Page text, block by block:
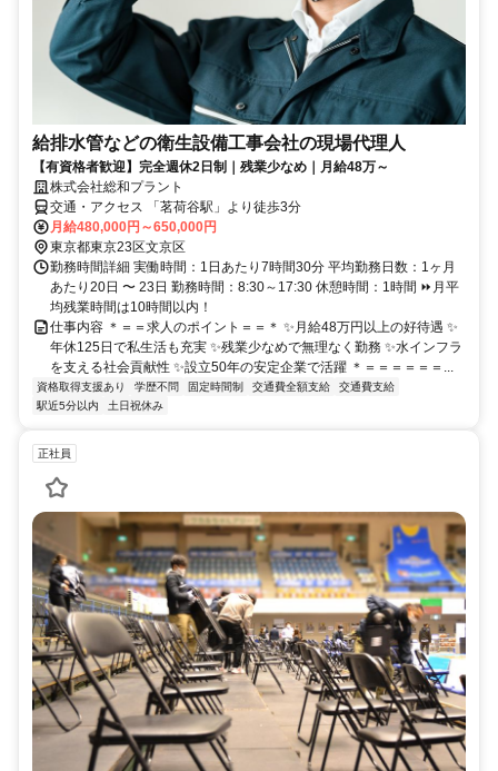
給排水管などの衛生設備工事会社の現場代理人
【有資格者歓迎】完全週休2日制｜残業少なめ｜月給48万～
株式会社総和プラント
交通・アクセス 「茗荷谷駅」より徒歩3分
月給480,000円～650,000円
東京都東京23区文京区
勤務時間詳細 実働時間：1日あたり7時間30分 平均勤務日数：1ヶ月
あたり20日 〜 23日 勤務時間：8:30～17:30 休憩時間：1時間 ⏩月平
均残業時間は10時間以内！
仕事内容 ＊＝＝求人のポイント＝＝＊ ✨月給48万円以上の好待遇 ✨
年休125日で私生活も充実 ✨残業少なめで無理なく勤務 ✨水インフラ
を支える社会貢献性 ✨設立50年の安定企業で活躍 ＊＝＝＝＝＝＝...
資格取得支援あり 学歴不問 固定時間制 交通費全額支給
交通費支給
駅近5分以内
土日祝休み
正社員